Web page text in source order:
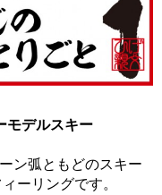
モデルスキー
ン弧ともどのスキー
ーリングです。